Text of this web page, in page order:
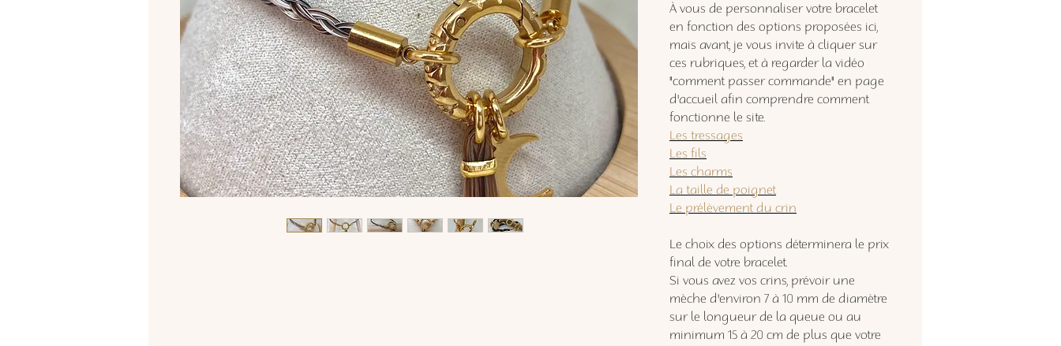
À vous de personnaliser votre bracelet
en fonction des options proposées ici,
mais avant, je vous invite à cliquer sur
ces rubriques, et à regarder la vidéo
"comment passer commande" en page
d'accueil afin comprendre comment
fonctionne le site.
Les tressages
Les fils
Les charms
La taille de poignet
Le prélèvement du crin
Le choix des options déterminera le prix
final de votre bracelet.
Si vous avez vos crins, prévoir une
mèche d'environ 7 à 10 mm de diamètre
sur le longueur de la queue ou au
minimum 15 à 20 cm de plus que votre